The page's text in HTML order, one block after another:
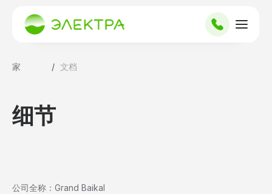
细节
家 / 文档
公司全称： Grand Baikal